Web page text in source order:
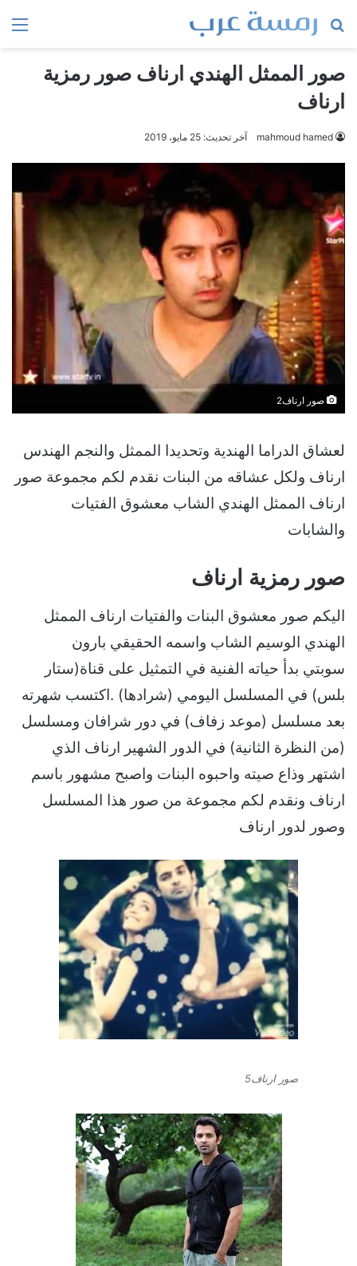
بحث
صور الممثل الهندي ارناف صور رمزية
ارناف
mahmoud hamed آخر تحديث: 25 مايو، 2019
صور ارناف2
لعشاق الدراما الهندية وتحديدا الممثل والنجم الهندس
ارناف ولكل عشاقه من البنات نقدم لكم مجموعة صور
ارناف الممثل الهندي الشاب معشوق الفتيات
والشابات
صور رمزية ارناف
اليكم صور معشوق البنات والفتيات ارناف الممثل
الهندي الوسيم الشاب واسمه الحقيقي بارون
سوبتي بدأ حياته الفنية في التمثيل على قناة(ستار
بلس) في المسلسل اليومي (شرادها) .اكتسب شهرته
بعد مسلسل (موعد زفاف) في دور شرافان ومسلسل
(من النظرة الثانية) في الدور الشهير ارناف الذي
اشتهر وذاع صيته واحبوه البنات واصبح مشهور باسم
ارناف ونقدم لكم مجموعة من صور هذا المسلسل
وصور لدور ارناف
صور ارناف5